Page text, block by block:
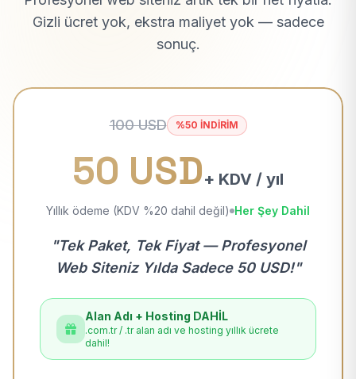
Gizli ücret yok, ekstra maliyet yok — sadece
sonuç.
100 USD %50 İNDİRİM
50 USD+ KDV / yıl
Yıllık ödeme (KDV %20 dahil değil) Her Şey Dahil
"Tek Paket, Tek Fiyat — Profesyonel
Web Siteniz Yılda Sadece 50 USD!"
Alan Adı + Hosting DAHİL
.com.tr / .tr alan adı ve hosting yıllık ücrete
dahil!